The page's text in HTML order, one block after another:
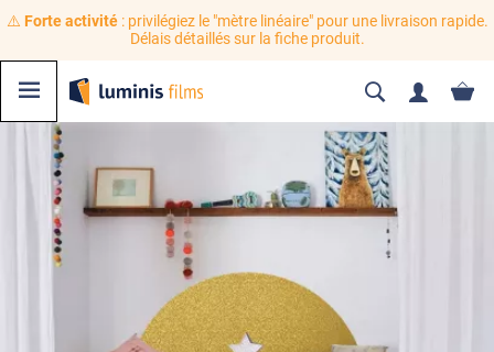
⚠️ Forte activité: privilégiez le "mètre linéaire" pour une livraison rapide.
Délais détaillés sur la fiche produit.